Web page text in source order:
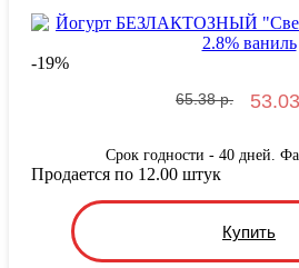
-19%
65.38 р.
Срок годности - 40 дней.
Купить
Продается по 12.00 штук